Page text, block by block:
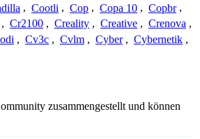
, Cootli , Cop , Copa 10 , Copbr ,
, Cr2100 , Creality , Creative , Crenova ,
, Cv3c , Cvlm , Cyber , Cybernetik ,
zusammengestellt und können